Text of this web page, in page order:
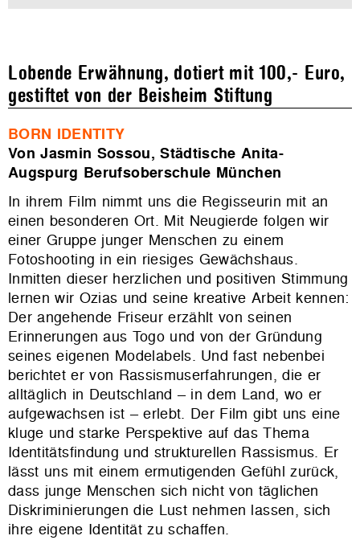
Lobende Erwähnung, dotiert mit 100,- Euro,
gestiftet von der Beisheim Stiftung
BORN IDENTITY
Von Jasmin Sossou, Städtische Anita-
Augspurg Berufsoberschule München
In ihrem Film nimmt uns die Regisseurin mit an
einen besonderen Ort. Mit Neugierde folgen wir
einer Gruppe junger Menschen zu einem
Fotoshooting in ein riesiges Gewächshaus.
Inmitten dieser herzlichen und positiven Stimmung
lernen wir Ozias und seine kreative Arbeit kennen:
Der angehende Friseur erzählt von seinen
Erinnerungen aus Togo und von der Gründung
seines eigenen Modelabels. Und fast nebenbei
berichtet er von Rassismuserfahrungen, die er
alltäglich in Deutschland – in dem Land, wo er
aufgewachsen ist – erlebt. Der Film gibt uns eine
kluge und starke Perspektive auf das Thema
Identitätsfindung und strukturellen Rassismus. Er
lässt uns mit einem ermutigenden Gefühl zurück,
dass junge Menschen sich nicht von täglichen
Diskriminierungen die Lust nehmen lassen, sich
ihre eigene Identität zu schaffen.